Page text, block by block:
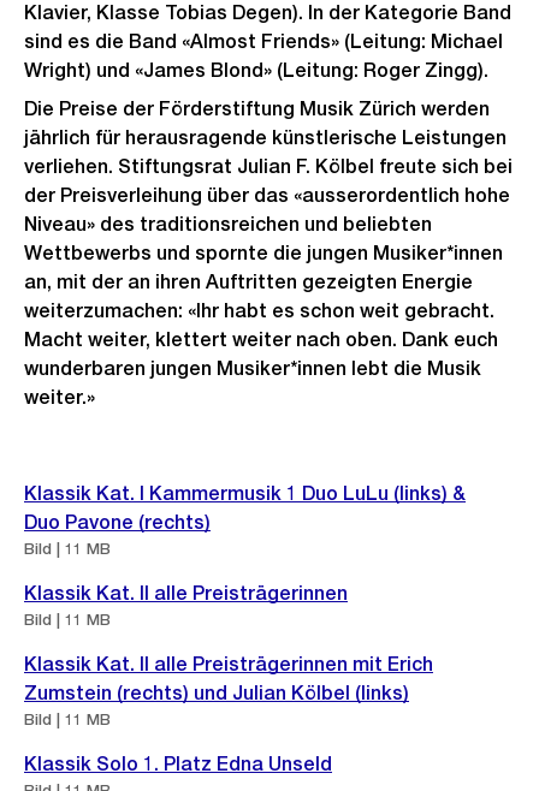
Klavier, Klasse Tobias Degen). In der Kategorie Band
sind es die Band «Almost Friends» (Leitung: Michael
Wright) und «James Blond» (Leitung: Roger Zingg).
Die Preise der Förderstiftung Musik Zürich werden
jährlich für herausragende künstlerische Leistungen
verliehen. Stiftungsrat Julian F. Kölbel freute sich bei
der Preisverleihung über das «ausserordentlich hohe
Niveau» des traditionsreichen und beliebten
Wettbewerbs und spornte die jungen Musiker*innen
an, mit der an ihren Auftritten gezeigten Energie
weiterzumachen: «Ihr habt es schon weit gebracht.
Macht weiter, klettert weiter nach oben. Dank euch
wunderbaren jungen Musiker*innen lebt die Musik
weiter.»
Weitere
Informationen
Klassik Kat. I Kammermusik 1 Duo LuLu (links) &
Duo Pavone (rechts)
Bild | 11 MB
Klassik Kat. II alle Preisträgerinnen
Bild | 11 MB
Klassik Kat. II alle Preisträgerinnen mit Erich
Zumstein (rechts) und Julian Kölbel (links)
Bild | 11 MB
Klassik Solo 1. Platz Edna Unseld